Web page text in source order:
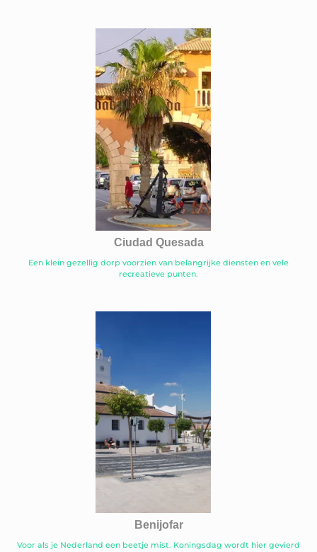
Ciudad Quesada
Een klein gezellig dorp voorzien van belangrijke diensten en vele
recreatieve punten.
Benijofar
Voor als je Nederland een beetje mist. Koningsdag wordt hier gevierd